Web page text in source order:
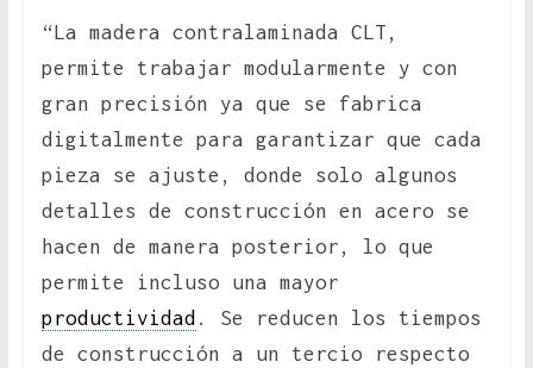
“La madera contralaminada CLT,
permite trabajar modularmente y con
gran precisión ya que se fabrica
digitalmente para garantizar que cada
pieza se ajuste, donde solo algunos
detalles de construcción en acero se
hacen de manera posterior, lo que
permite incluso una mayor
productividad . Se reducen los tiempos
de construcción a un tercio respecto